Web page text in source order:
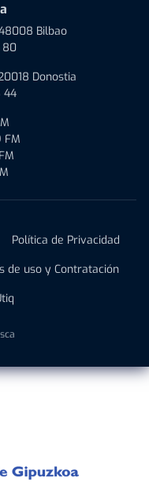
Bilbao
80
Donostia
44
FM
Política de Privacidad
de uso y Contratación